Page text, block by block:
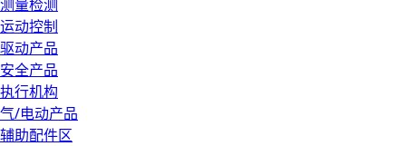
测量检测
运动控制
驱动产品
安全产品
执行机构
气/电动产品
辅助配件区